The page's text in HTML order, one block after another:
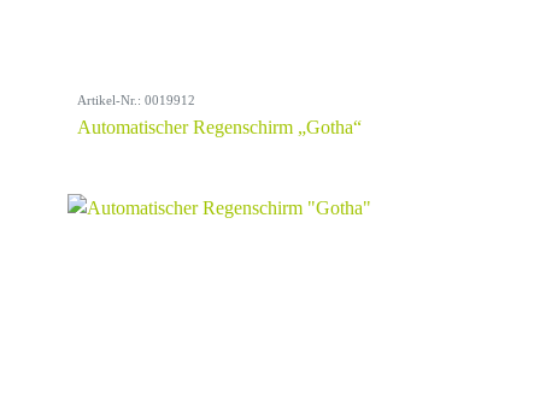
Artikel-Nr.: 0019912
Automatischer Regenschirm „Gotha“